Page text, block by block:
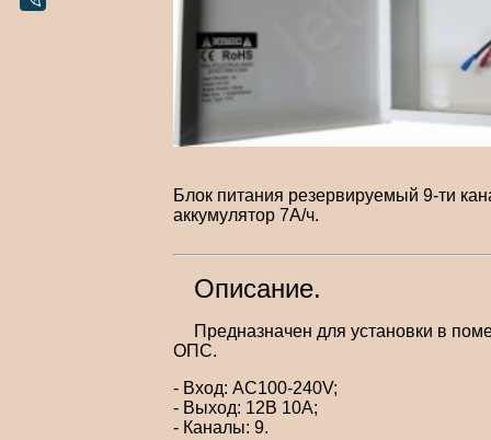
Блок питания резервируемый 9-ти
аккумулятор 7А/ч.
Описание.
Предназначен для установки в
ОПС.
- Вход: AC100-240V;
- Выход: 12В 10А;
- Каналы: 9.